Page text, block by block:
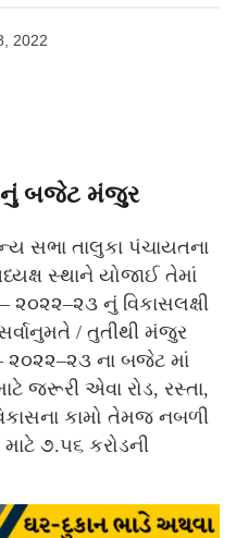
2022
બજેટ મંજુર
સભા તાલુકા પંચાયતના
સ્થાને યોજાઈ તેમાં
નું વિકાસલક્ષી
/ તુતીથી મંજુર
ના બજેટ માં
જરૂરી એવા રોડ, રસ્તા,
કામો તેમજ નબળી
૭.૫૬ કરોડની